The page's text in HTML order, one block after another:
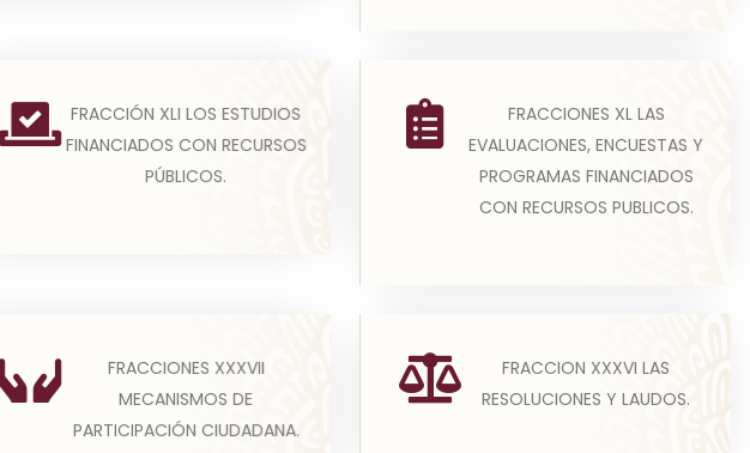
FRACCIÓN XLI LOS ESTUDIOS
FINANCIADOS CON RECURSOS
PÚBLICOS.
En este apartado se deberá
publicar un catálogo con todos
los estudios que los sujeto...
FRACCIONES XL LAS
EVALUACIONES, ENCUESTAS Y
PROGRAMAS FINANCIADOS
CON RECURSOS PUBLICOS.
(A) Los sujetos obligados
regulados por la Ley General de
Contabilidad Gubernamental...
Leer más
FRACCIONES XXXVII
MECANISMOS DE
PARTICIPACIÓN CIUDADANA.
(A) Todos los sujetos obligados
publicarán el conjunto de
acciones que pretenden impu...
FRACCION XXXVI LAS
RESOLUCIONES Y LAUDOS.
Todos los sujetos obligados que,
derivado de sus atribuciones
emitan resoluciones y/o...